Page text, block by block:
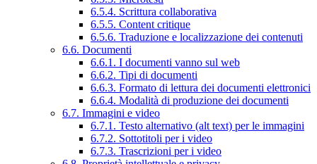
6.5.4. Scrittura collaborativa
6.5.5. Content critique
6.5.6. Traduzione e localizzazione dei contenuti
6.6. Documenti
6.6.1. I documenti vanno sul web
6.6.2. Tipi di documenti
6.6.3. Formato di lettura dei documenti elettronici
6.6.4. Modalità di produzione dei documenti
6.7. Immagini e video
6.7.1. Testo alternativo (alt text) per le immagini
6.7.2. Sottotitoli per i video
6.7.3. Trascrizioni per i video